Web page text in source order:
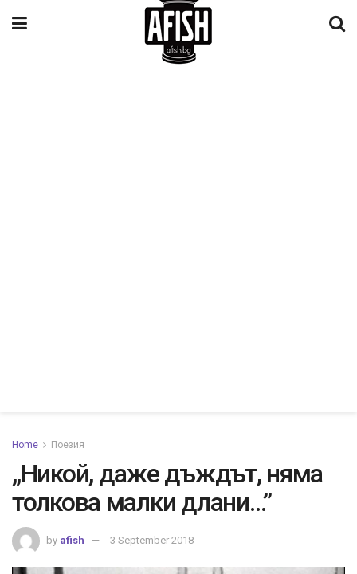
Home Поезия
„Никой, даже дъждът, няма
толкова малки длани…”
by afish 3 September 2018